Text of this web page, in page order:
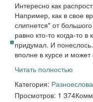
Интересно как
Например, как в свое
слипнется" от
равно кто-то когда-то
придумал. И
вполне в курсе и
Читать полностью
Категория: Разноеслова
Просмотров: 1 374